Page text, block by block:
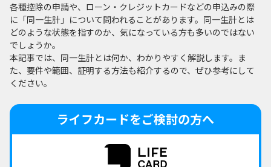
各種控除の申請や、ローン・クレジットカードなどの申込みの際
に「同一生計」について問われることがあります。同一生計とは
どのような状態を指すのか、気になっている方も多いのではない
でしょうか。
本記事では、同一生計とは何か、わかりやすく解説します。ま
た、要件や範囲、証明する方法も紹介するので、ぜひ参考にして
ください。
ライフカードをご検討の方へ